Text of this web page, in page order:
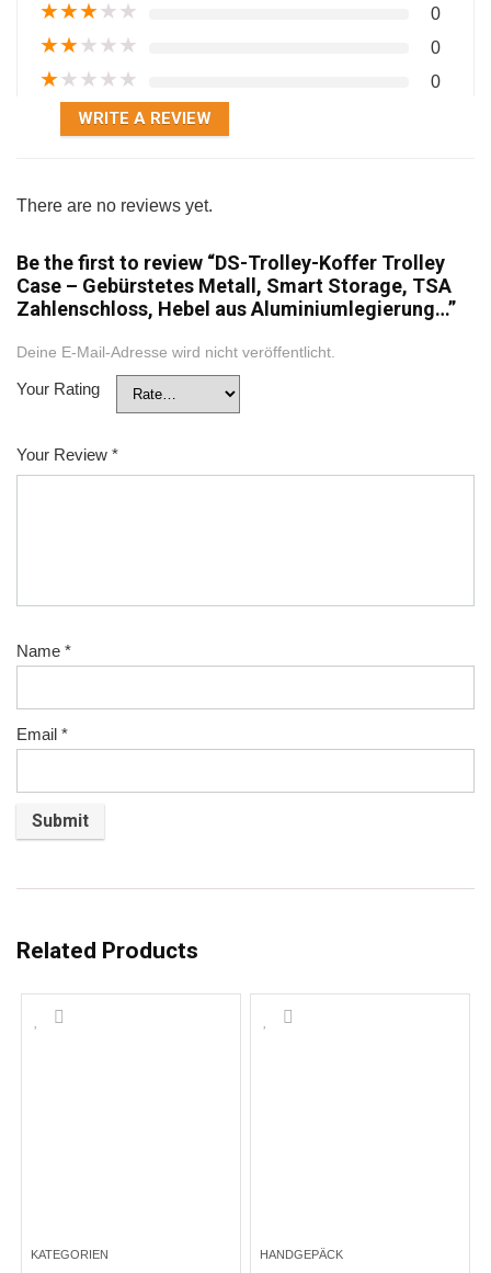
★★★★★ 0
★★★★★ 0
★★★★★ 0
WRITE A REVIEW
There are no reviews yet.
Be the first to review “DS-Trolley-Koffer Trolley
Case – Gebürstetes Metall, Smart Storage, TSA
Zahlenschloss, Hebel aus Aluminiumlegierung…”
Deine E-Mail-Adresse wird nicht veröffentlicht.
Your Rating
Your Review *
Name *
Email *
Related Products
KATEGORIEN HANDGEPÄCK